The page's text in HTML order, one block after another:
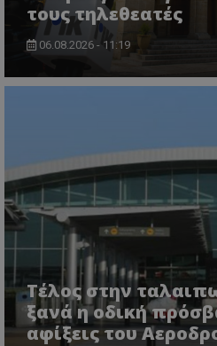
τους τηλεθεατές
06.08.2026 - 11:19
Τέλος στην
ξανά η οδική
αφίξεις του